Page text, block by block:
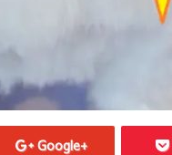
Google+